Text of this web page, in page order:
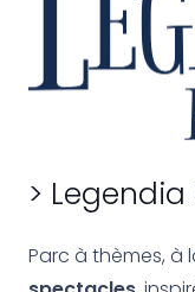
> Legendia
Parc à thèmes, à